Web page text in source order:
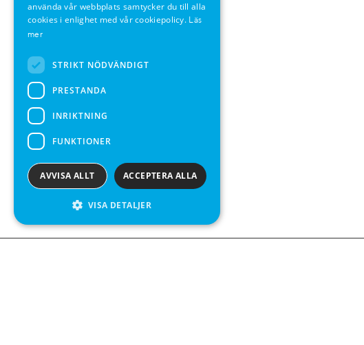
FRENCH
använda vår webbplats samtycker du till alla
cookies i enlighet med vår cookiepolicy. Läs
mer
STRIKT NÖDVÄNDIGT
PRESTANDA
INRIKTNING
FUNKTIONER
ACCEPTERA ALLA
AVVISA ALLT
VISA DETALJER